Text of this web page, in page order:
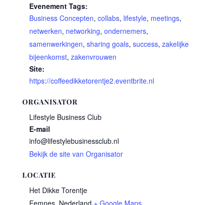
Evenement Tags:
Business Concepten, collabs, lifestyle, meetings,
netwerken, networking, ondernemers,
samenwerkingen, sharing goals, success, zakelijke
bijeenkomst, zakenvrouwen
Site:
https://coffeedikketorentje2.eventbrite.nl
ORGANISATOR
Lifestyle Business Club
E-mail
info@lifestylebusinessclub.nl
Bekijk de site van Organisator
LOCATIE
Het Dikke Torentje
Eemnes, Nederland + Google Maps